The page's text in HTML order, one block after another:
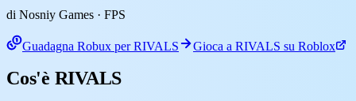
di Nosniy Games · FPS
Guadagna Robux per RIVALS Gioca a RIVALS su Roblox
Cos'è RIVALS